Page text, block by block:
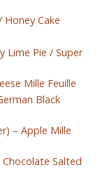
Honey Cake
Lime Pie / Super
Mille Feuille
Black
– Apple Mille
Salted